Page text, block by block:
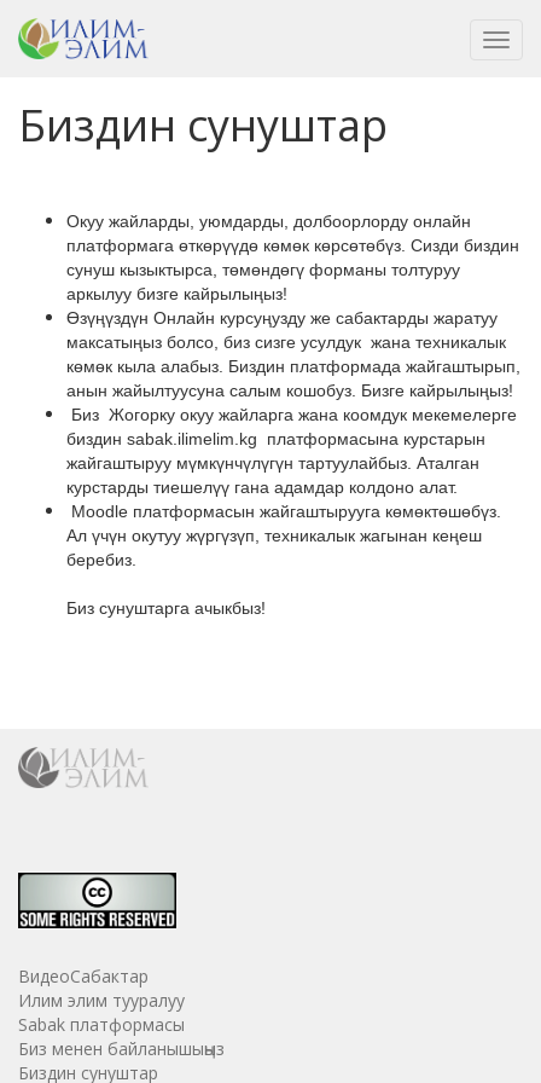
Биздин сунуштар
Окуу жайларды, уюмдарды, долбоорлорду онлайн
платформага өткөрүүдө көмөк көрсөтөбүз. Сизди биздин
сунуш кызыктырса, төмөндөгү форманы толтуруу
аркылуу бизге кайрылыңыз!
Өзүңүздүн Онлайн курсуңузду же сабактарды жаратуу
максатыңыз болсо, биз сизге усулдук жана техникалык
көмөк кыла алабыз. Биздин платформада жайгаштырып,
анын жайылтуусуна салым кошобуз. Бизге кайрылыңыз!
Биз Жогорку окуу жайларга жана коомдук мекемелерге
биздин sabak.ilimelim.kg платформасына курстарын
жайгаштыруу мүмкүнчүлүгүн тартуулайбыз. Аталган
курстарды тиешелүү гана адамдар колдоно алат.
Moodle платформасын жайгаштырууга көмөктөшөбүз.
Ал үчүн окутуу жүргүзүп, техникалык жагынан кеңеш
беребиз.
Биз сунуштарга ачыкбыз!
ВидеоСабактар
Илим элим тууралуу
Sabak платформасы
Биз менен байланышыңыз
Биздин сунуштар